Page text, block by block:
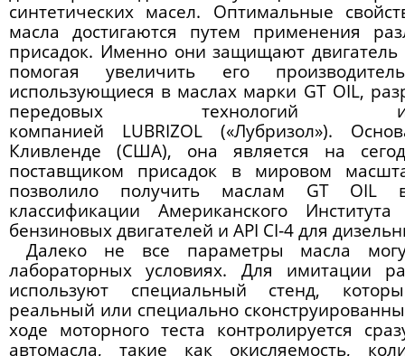
синтетических масел. Оптимальные
масла достигаются путем применения
присадок. Именно они защищают двигатель
помогая увеличить его
использующиеся в маслах марки GT OIL,
передовых технологий и
компанией LUBRIZOL («Лубризол»).
Кливленде (США), она является на
поставщиком присадок в мировом
позволило получить маслам GT OIL
классификации Американского
бензиновых двигателей и API CI‑4 для
Далеко не все параметры масла
лабораторных условиях. Для имитации
используют специальный стенд,
реальный или специально
ходе моторного теста контролируется
автомасла, такие как окисляемость,